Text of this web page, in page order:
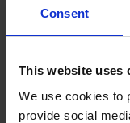
Consent
This website uses
We use cookies to
provide social